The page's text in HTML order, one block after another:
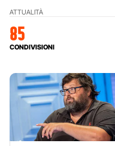
ATTUALITÀ
85
CONDIVISIONI